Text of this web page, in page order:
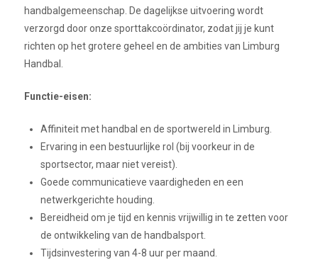
handbalgemeenschap. De dagelijkse uitvoering wordt
verzorgd door onze sporttakcoördinator, zodat jij je kunt
richten op het grotere geheel en de ambities van Limburg
Handbal.
Functie-eisen:
Affiniteit met handbal en de sportwereld in Limburg.
Ervaring in een bestuurlijke rol (bij voorkeur in de
sportsector, maar niet vereist).
Goede communicatieve vaardigheden en een
netwerkgerichte houding.
Bereidheid om je tijd en kennis vrijwillig in te zetten voor
de ontwikkeling van de handbalsport.
Tijdsinvestering van 4-8 uur per maand.